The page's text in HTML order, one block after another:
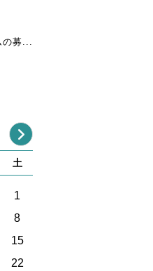
の募...
土
1
8
15
22